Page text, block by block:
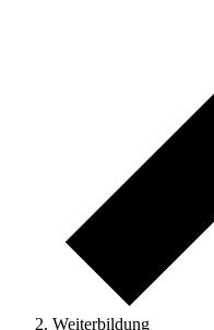
Weiterbildung